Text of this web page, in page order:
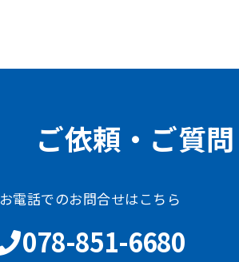
ご依頼・ご質
お電話でのお問合せはこちら
078-851-6680